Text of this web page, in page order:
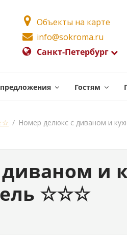
Объекты на карте
info@sokroma.ru
Санкт-Петербург
Гостям
/ Номер делюкс с диваном и
и
☆☆☆